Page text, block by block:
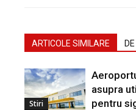
ARTICOLE SIMILARE
Stiri
asupra
pentru